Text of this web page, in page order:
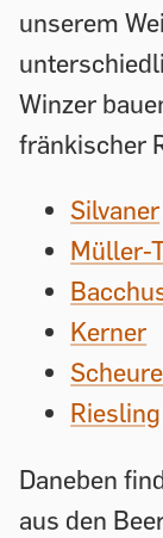
unserem
Winzer
fränkischer
Silvaner
Müller-
Kerner
Riesling
Daneben
aus den